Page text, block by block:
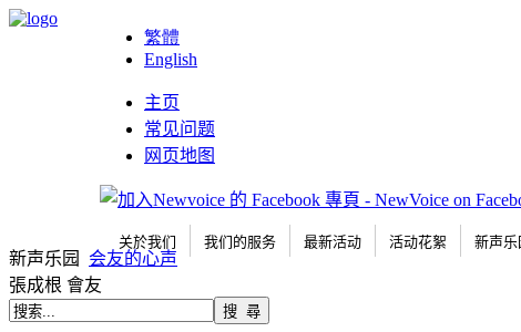
繁體
English
主页
常见问题
网页地图
关於我们 我们的服务 最新活动 活动花絮 新声乐
新声乐园
会友的心声
張成根 會友